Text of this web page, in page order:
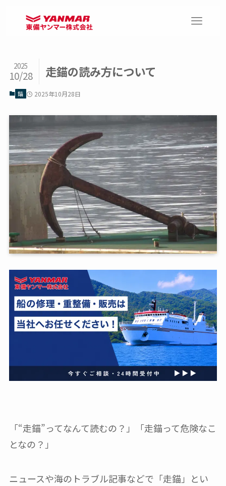
走錨の読み方について
2025
10/28
錨 2025年10月28日
「“走錨”ってなんて読むの？」「走錨って危険なこ
となの？」
ニュースや海のトラブル記事などで「走錨」とい